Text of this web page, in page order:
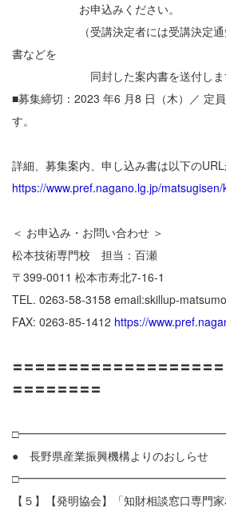
お申込みください。
（受講決定者には受講決定通知
書などを
同封した案内書を送付しま
■募集締切：2023 年6 月8 日（木）／ 定
す。
詳細、募集案内、申し込み書は以下のURL
https://www.pref.nagano.lg.jp/
＜ お申込み・お問い合わせ ＞
松本技術専門校 担当：百瀬
〒399-0011 松本市寿北7-16-1
TEL. 0263-58-3158 email:skillup-
FAX: 0263-85-1412 https://
〓〓〓〓〓〓〓〓〓〓〓〓〓〓〓〓〓〓
〓〓〓〓〓〓〓〓
● 長野県産業振興機構よりのおしらせ
【５】【発明協会】「知財相談窓口専門